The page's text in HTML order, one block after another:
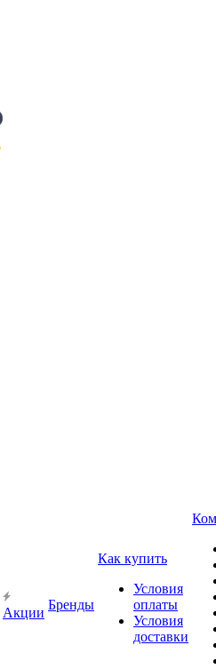
Акции
Бренды
Как купить
Условия
оплаты
Условия
доставки